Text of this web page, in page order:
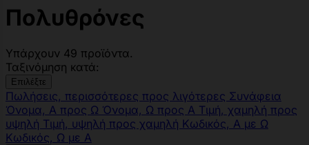
Πολυθρόνες
Υπάρχουν 49 προϊόντα.
Ταξινόμηση κατά:
Επιλέξτε
Πωλήσεις, περισσότερες προς λιγότερες Συνάφεια
Όνομα, Α προς Ω Όνομα, Ω προς Α Τιμή, χαμηλή προς
υψηλή Τιμή, υψηλή προς χαμηλή Κωδικός, Α με Ω
Κωδικός, Ω με Α